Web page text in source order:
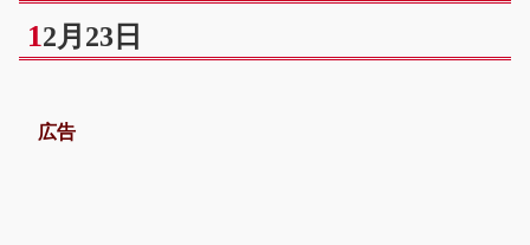
12月23日
広告